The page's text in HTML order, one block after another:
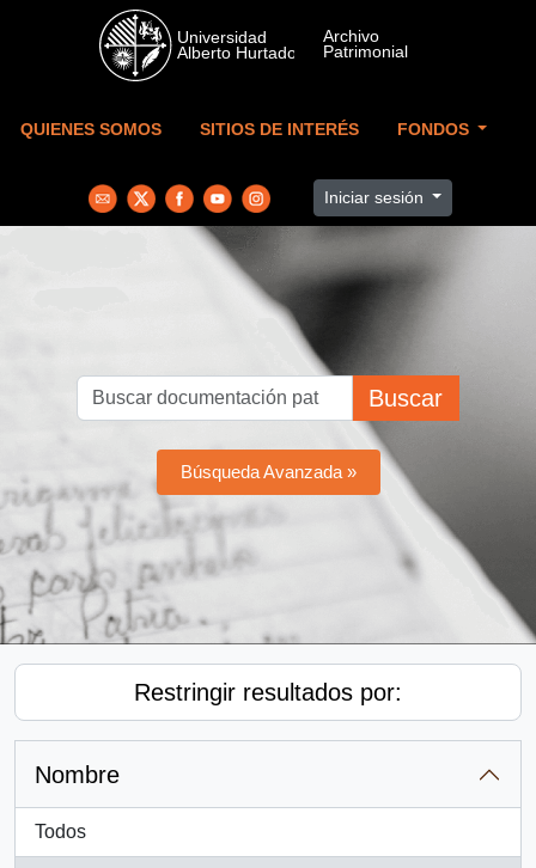
Skip to main content
QUIENES SOMOS SITIOS DE INTERÉS FONDOS
Iniciar sesión
Buscar
Búsqueda Avanzada »
Restringir resultados por:
Nombre
Todos